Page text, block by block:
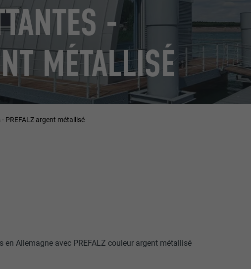
-
MÉTALLISÉ
PREFALZ argent métallisé
en Allemagne avec PREFALZ couleur argent métallisé